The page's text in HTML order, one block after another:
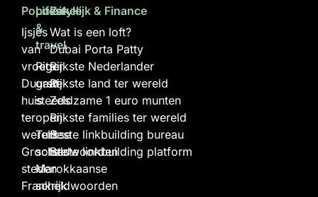
Populair
Ijsjes
van
vroeger
Duurste
huis
ter
wereld
Grootste
steden
Frankrijk
Lifestyle
&
travel
Rits
gaat
steeds
open
Turkse
scheldwoorden
Marokkaanse
scheldwoorden
Zakelijk & Finance
Wat is een loft?
Dubai Porta Patty
Rijkste Nederlander
Rijkste land ter wereld
Zeldzame 1 euro munten
Rijkste families ter wereld
Beste linkbuilding bureau
Beste linkbuilding platform